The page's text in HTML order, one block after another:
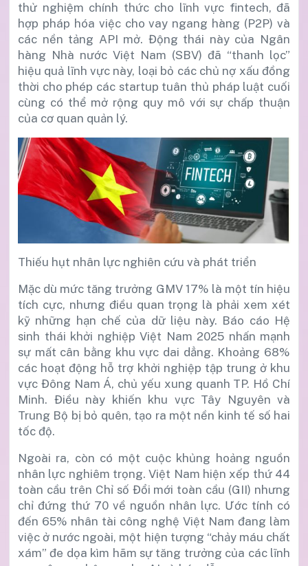
thử nghiệm chính thức cho lĩnh vực fintech, đã
hợp pháp hóa việc cho vay ngang hàng (P2P) và
các nền tảng API mở. Động thái này của Ngân
hàng Nhà nước Việt Nam (SBV) đã “thanh lọc”
hiệu quả lĩnh vực này, loại bỏ các chủ nợ xấu đồng
thời cho phép các startup tuân thủ pháp luật cuối
cùng có thể mở rộng quy mô với sự chấp thuận
của cơ quan quản lý.
Thiếu hụt nhân lực nghiên cứu và phát triển
Mặc dù mức tăng trưởng GMV 17% là một tín hiệu
tích cực, nhưng điều quan trọng là phải xem xét
kỹ những hạn chế của dữ liệu này. Báo cáo Hệ
sinh thái khởi nghiệp Việt Nam 2025 nhấn mạnh
sự mất cân bằng khu vực dai dẳng. Khoảng 68%
các hoạt động hỗ trợ khởi nghiệp tập trung ở khu
vực Đông Nam Á, chủ yếu xung quanh TP. Hồ Chí
Minh. Điều này khiến khu vực Tây Nguyên và
Trung Bộ bị bỏ quên, tạo ra một nền kinh tế số hai
tốc độ.
Ngoài ra, còn có một cuộc khủng hoảng nguồn
nhân lực nghiêm trọng. Việt Nam hiện xếp thứ 44
toàn cầu trên Chỉ số Đổi mới toàn cầu (GII) nhưng
chỉ đứng thứ 70 về nguồn nhân lực. Ước tính có
đến 65% nhân tài công nghệ Việt Nam đang làm
việc ở nước ngoài, một hiện tượng “chảy máu chất
xám” đe dọa kìm hãm sự tăng trưởng của các lĩnh